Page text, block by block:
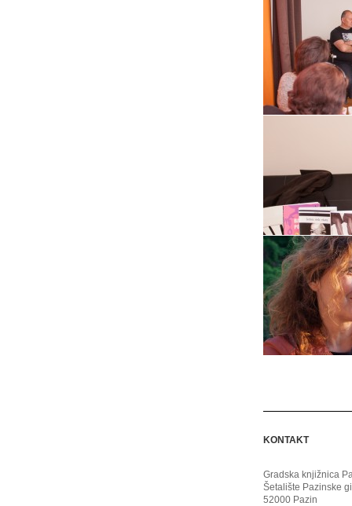
KONTAKT
Gradska knjižnica
Šetalište Pazinske
52000 Pazin